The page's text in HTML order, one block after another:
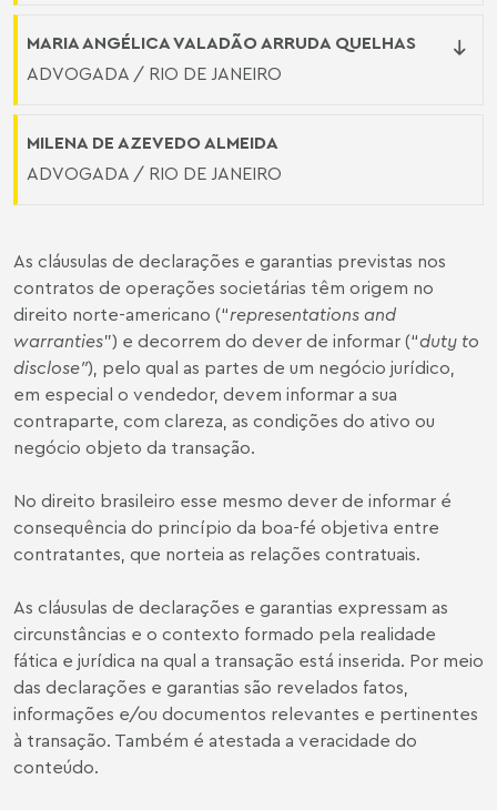
MARIA ANGÉLICA VALADÃO ARRUDA QUELHAS
ADVOGADA / RIO DE JANEIRO
MILENA DE AZEVEDO ALMEIDA
ADVOGADA / RIO DE JANEIRO
As cláusulas de declarações e garantias previstas nos
contratos de operações societárias têm origem no
direito norte-americano (“representations and
warranties”) e decorrem do dever de informar (“duty to
disclose”), pelo qual as partes de um negócio jurídico,
em especial o vendedor, devem informar a sua
contraparte, com clareza, as condições do ativo ou
negócio objeto da transação.
No direito brasileiro esse mesmo dever de informar é
consequência do princípio da boa-fé objetiva entre
contratantes, que norteia as relações contratuais.
As cláusulas de declarações e garantias expressam as
circunstâncias e o contexto formado pela realidade
fática e jurídica na qual a transação está inserida. Por meio
das declarações e garantias são revelados fatos,
informações e/ou documentos relevantes e pertinentes
à transação. Também é atestada a veracidade do
conteúdo.